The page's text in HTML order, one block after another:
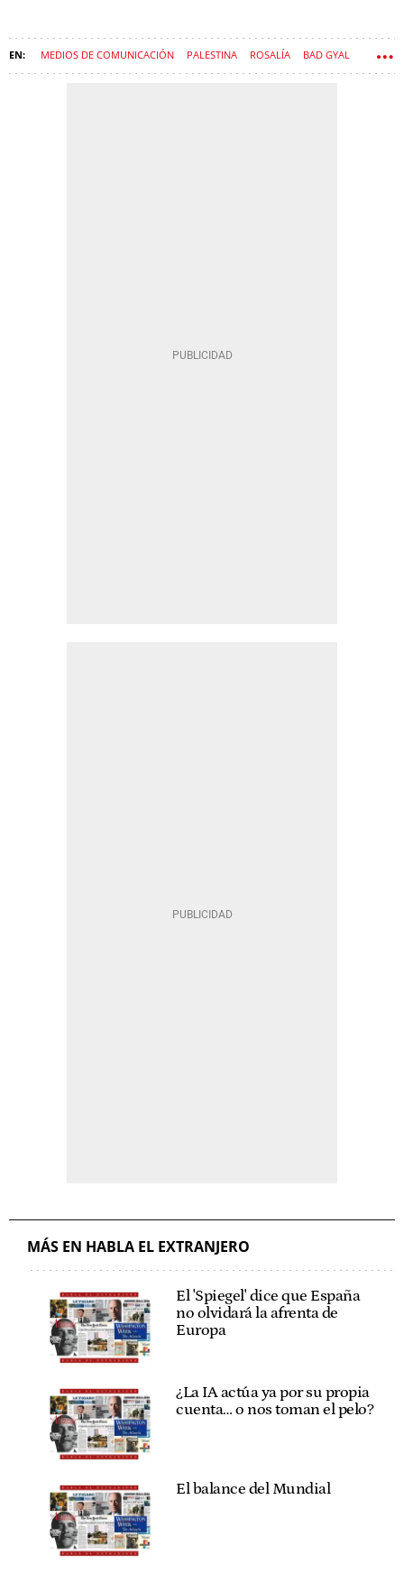
MEDIOS DE COMUNICACIÓN PALESTINA ROSALÍA BAD GYAL
MÁS EN HABLA EL EXTRANJERO
El 'Spiegel' dice que España
no olvidará la afrenta de
Europa
¿La IA actúa ya por su propia
cuenta… o nos toman el pelo?
El balance del Mundial